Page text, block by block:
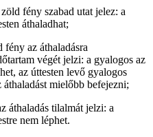
fény szabad utat jelez: a
áthaladhat;
az áthaladásra
végét jelzi: a gyalogos az
az úttesten levő gyalogos
áthaladást mielőbb befejezni;
áthaladás tilalmát jelzi: a
nem léphet.